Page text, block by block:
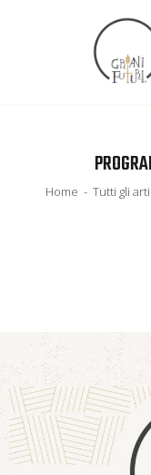
Home Tutti gli
COS’È
EVENTI